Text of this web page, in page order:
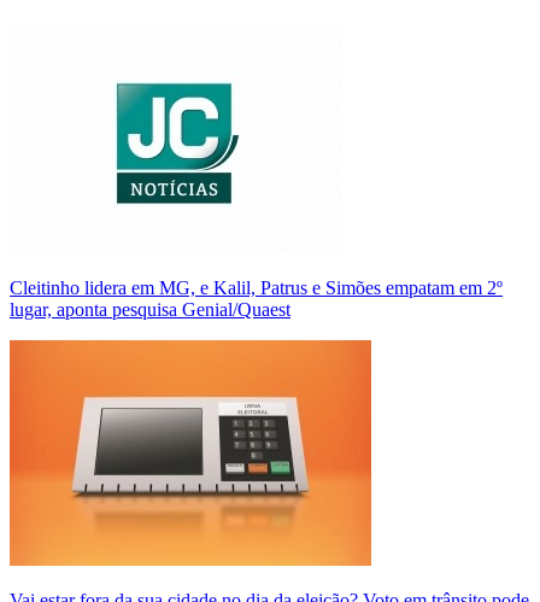
Cleitinho lidera em MG, e Kalil, Patrus e Simões empatam em 2º
lugar, aponta pesquisa Genial/Quaest